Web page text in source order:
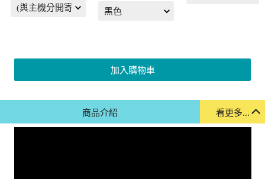
加入購物車
看更多...
商品介紹